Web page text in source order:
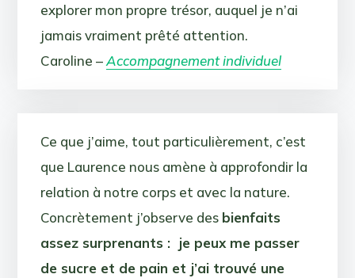
explorer mon propre trésor, auquel je n’ai
jamais vraiment prêté attention.
Caroline –Accompagnement individuel
Ce que j’aime, tout particulièrement, c’est
que Laurence nous amène à approfondir la
relation à notre corps et avec la nature.
Concrètement j’observe des bienfaits
assez surprenants : je peux me passer
de sucre et de pain et j’ai trouvé une